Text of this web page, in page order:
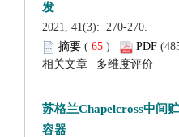
2021, 41(3): 270-270.
(
)